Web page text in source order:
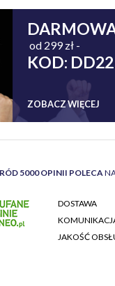
od 299 zł -
KOD: DD22
ZOBACZ WIĘCEJ
5000 OPINII POLECA
DOSTAWA
JAKOŚĆ